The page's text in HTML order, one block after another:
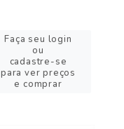
Faça seu login
ou
cadastre-se
para ver preços
e comprar